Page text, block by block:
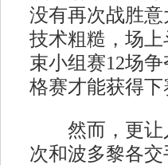
没有再次战胜
技术粗糙，场
束小组赛12场
格赛才能获得
然而，更让人
次和波多黎各